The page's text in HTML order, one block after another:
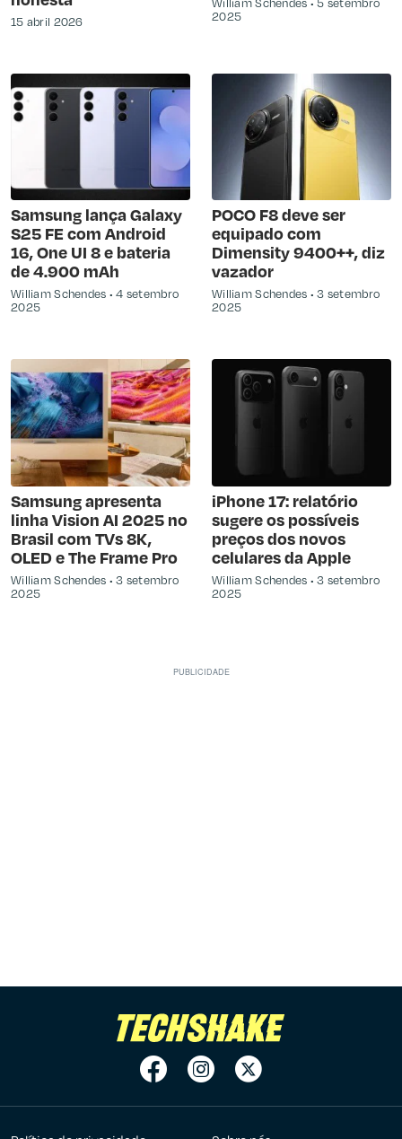
15 abril 2026
2025
Samsung lança Galaxy
S25 FE com Android
16, One UI 8 e bateria
de 4.900 mAh
William Schendes
4 setembro
2025
POCO F8 deve ser
equipado com
Dimensity 9400++, diz
vazador
William Schendes
3 setembro
2025
Samsung apresenta
linha Vision AI 2025 no
Brasil com TVs 8K,
OLED e The Frame Pro
William Schendes
3 setembro
2025
iPhone 17: relatório
sugere os possíveis
preços dos novos
celulares da Apple
William Schendes
3 setembro
2025